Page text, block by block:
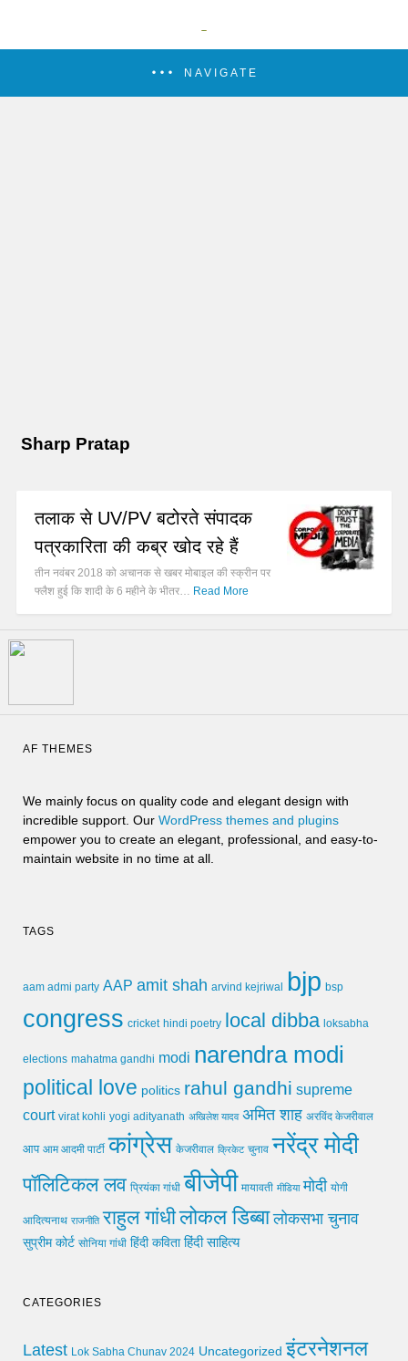
NAVIGATE
Sharp Pratap
तलाक से UV/PV बटोरते संपादक
पत्रकारिता की कब्र खोद रहे हैं
तीन नवंबर 2018 को अचानक से खबर मोबाइल की स्क्रीन पर
फ्लैश हुई कि शादी के 6 महीने के भीतर… Read More
AF THEMES
We mainly focus on quality code and elegant design with
incredible support. Our WordPress themes and plugins
empower you to create an elegant, professional, and easy-to-
maintain website in no time at all.
TAGS
aam admi party AAP amit shah arvind kejriwal bjp bsp
congress cricket hindi poetry local dibba loksabha
elections mahatma gandhi modi narendra modi
political love politics rahul gandhi supreme
court virat kohli yogi adityanath अखिलेश यादव अमित शाह अरविंद केजरीवाल
आप आम आदमी पार्टी कांग्रेस केजरीवाल क्रिकेट चुनाव नरेंद्र मोदी
पॉलिटिकल लव प्रियंका गांधी बीजेपी मायावती मीडिया मोदी योगी
आदित्यनाथ राजनीति राहुल गांधीलोकल डिब्बा लोकसभा चुनाव
सुप्रीम कोर्ट सोनिया गांधी हिंदी कविता हिंदी साहित्य
CATEGORIES
Latest Lok Sabha Chunav 2024 Uncategorized इंटरनेशनल